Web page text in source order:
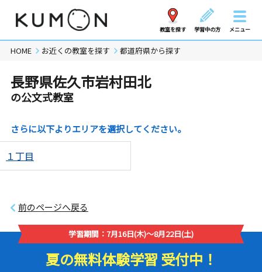
教室を探す 学習中の方 メニュー
HOME お近くの教室を探す 都道府県から探す
長野県佐久市岩村田北
の公文式教室
さらに以下よりエリアを選択してください。
１丁目
前のページへ戻る
学習期間：7月16日(木)～8月22日(土)
夏の無料体験学習 受付中！